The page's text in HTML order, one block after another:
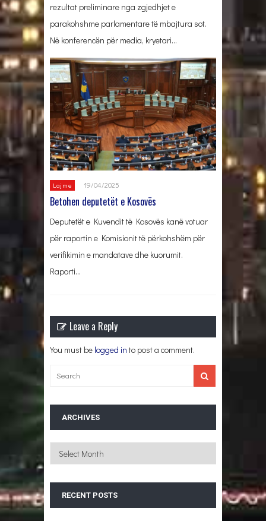
rezultat preliminare nga zgjedhjet e
parakohshme parlamentare të mbajtura sot.
Në konferencën për media, kryetari…
Lajme 19/04/2025
Betohen deputetët e Kosovës
Deputetët e Kuvendit të Kosovës kanë votuar
për raportin e Komisionit të përkohshëm për
verifikimin e mandatave dhe kuorumit.
Raporti…
Leave a Reply
You must be logged in to post a comment.
ARCHIVES
Archives
RECENT POSTS